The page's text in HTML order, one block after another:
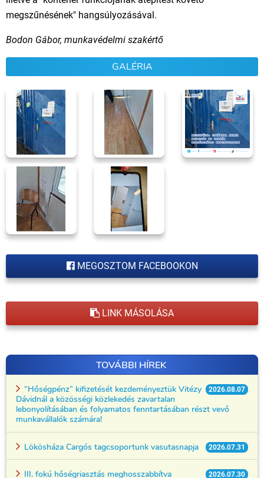
megszűnésének" hangsúlyozásával.
Bodon Gábor, munkavédelmi szakértő
GALÉRIA
MEGOSZTOM FACEBOOKON
LINK MÁSOLÁSA
TOVÁBBI HÍREK
2026.08.07
“Hőségpénz” kifizetését kezdeményeztük Vitézy
Dávidnál a közösségi közlekedés zavartalan
lebonyolításában és folyamatos fenntartásában részt vevő
munkavállalók számára!
2026.07.31
Lökösháza Cargós tagcsoportunk vasutasnapja
2026.07.30
III. fokú hőségriasztás meghosszabbítva